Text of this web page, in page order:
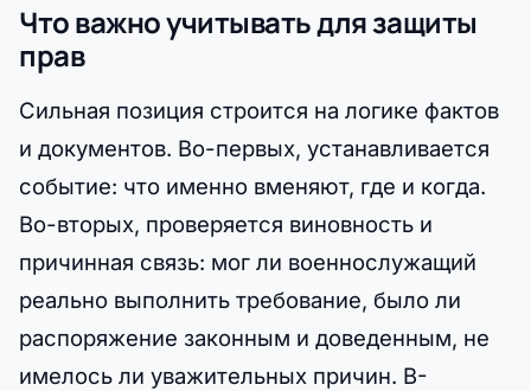
Что важно учитывать для защиты
прав
Сильная позиция строится на логике фактов
и документов. Во-первых, устанавливается
событие: что именно вменяют, где и когда.
Во-вторых, проверяется виновность и
причинная связь: мог ли военнослужащий
реально выполнить требование, было ли
распоряжение законным и доведенным, не
имелось ли уважительных причин. В-